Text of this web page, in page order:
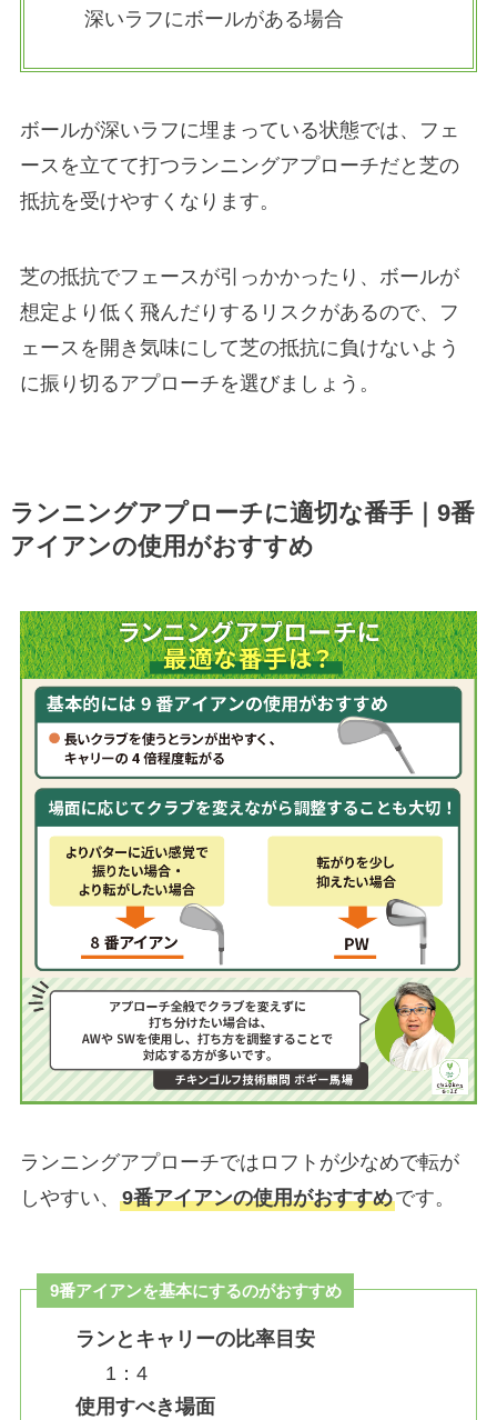
深いラフにボールがある場合
ボールが深いラフに埋まっている状態では、フェ
ースを立てて打つランニングアプローチだと芝の
抵抗を受けやすくなります。
芝の抵抗でフェースが引っかかったり、ボールが
想定より低く飛んだりするリスクがあるので、フ
ェースを開き気味にして芝の抵抗に負けないよう
に振り切るアプローチを選びましょう。
ランニングアプローチに適切な番手｜9番
アイアンの使用がおすすめ
ランニングアプローチではロフトが少なめで転が
しやすい、 9番アイアンの使用がおすすめです。
9番アイアンを基本にするのがおすすめ
ランとキャリーの比率目安
1：4
使用すべき場面